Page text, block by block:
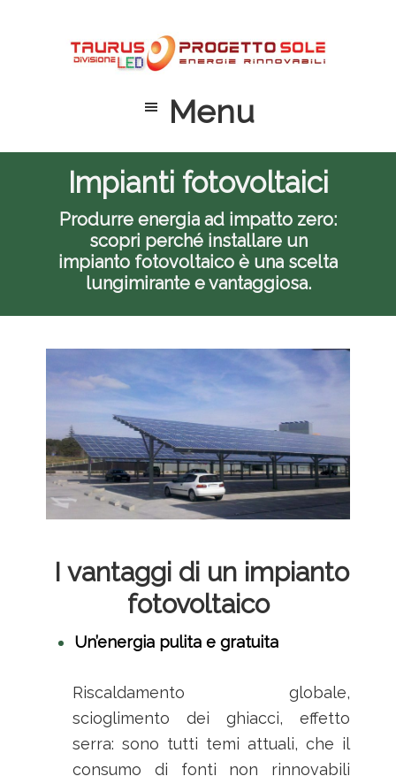
contenuto
Menu
Impianti fotovoltaici
Produrre energia ad impatto zero:
scopri perché installare un
impianto fotovoltaico è una scelta
lungimirante e vantaggiosa.
I vantaggi di un impianto
fotovoltaico
Un’energia pulita e gratuita
Riscaldamento globale,
scioglimento dei ghiacci, effetto
serra: sono tutti temi attuali, che il
consumo di fonti non rinnovabili